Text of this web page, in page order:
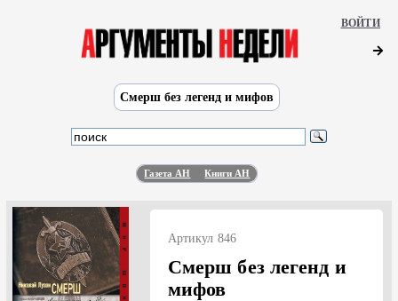
Смерш без легенд и мифов
ВОЙТИ
Газета АН Книги АН
Артикул 846
Смерш без легенд и
мифов